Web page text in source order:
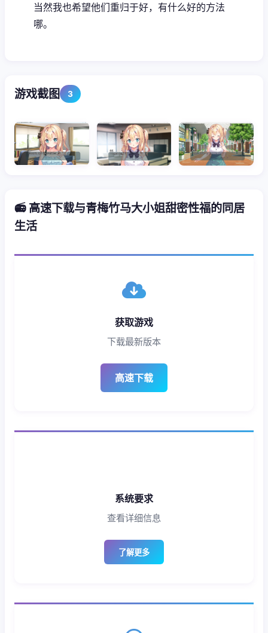
当然我也希望他们重归于好，有什么好的方法
哪。
游戏截图 3
📻 高速下载与青梅竹马大小姐甜密性福的同居
生活
获取游戏
下载最新版本
高速下载
系统要求
查看详细信息
了解更多